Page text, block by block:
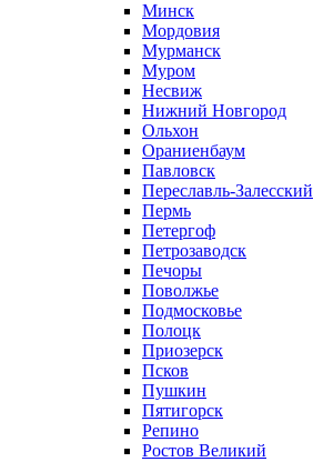
Минск
Мордовия
Мурманск
Муром
Несвиж
Нижний Новгород
Ольхон
Ораниенбаум
Павловск
Переславль-Залесский
Пермь
Петергоф
Петрозаводск
Печоры
Поволжье
Подмосковье
Полоцк
Приозерск
Псков
Пушкин
Пятигорск
Репино
Ростов Великий